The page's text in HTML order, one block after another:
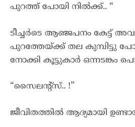
പുറത്ത് പോയി നിൽക്ക്.. “
ടീച്ചർടെ ആഞ്ജപനം കേട്ട്
പുറത്തേയ്ക്ക് തല കുമ്പിട്ടു
നോക്കി കൂട്ടുകാർ ഒന്നടങ്കം
“സൈലന്റ്സ്.. !”
ജീവിതത്തിൽ ആദ്യമായി